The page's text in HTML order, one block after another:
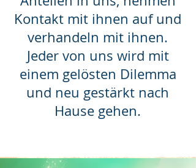
Kontakt mit ihnen auf und
verhandeln mit ihnen.
Jeder von uns wird mit
einem gelösten Dilemma
und neu gestärkt nach
Hause gehen.